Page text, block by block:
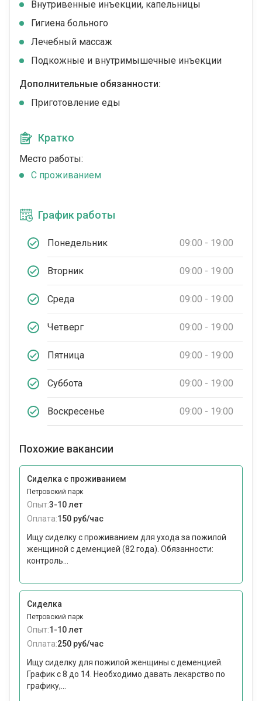
Внутривенные инъекции, капельницы
Гигиена больного
Лечебный массаж
Подкожные и внутримышечные инъекции
Дополнительные обязанности:
Приготовление еды
Кратко
Место работы:
C проживанием
График работы
Понедельник 09:00 - 19:00
Вторник 09:00 - 19:00
Среда 09:00 - 19:00
Четверг 09:00 - 19:00
Пятница 09:00 - 19:00
Суббота 09:00 - 19:00
Воскресенье 09:00 - 19:00
Похожие вакансии
Сиделка с проживанием
Петровский парк
Опыт:3-10 лет
Оплата:150 руб/час
Ищу сиделку с проживанием для ухода за пожилой
женщиной с деменцией (82 года). Обязанности:
контроль...
Сиделка
Петровский парк
Опыт:1-10 лет
Оплата:250 руб/час
Ищу сиделку для пожилой женщины с деменцией.
График с 8 до 14. Необходимо давать лекарство по
графику,...